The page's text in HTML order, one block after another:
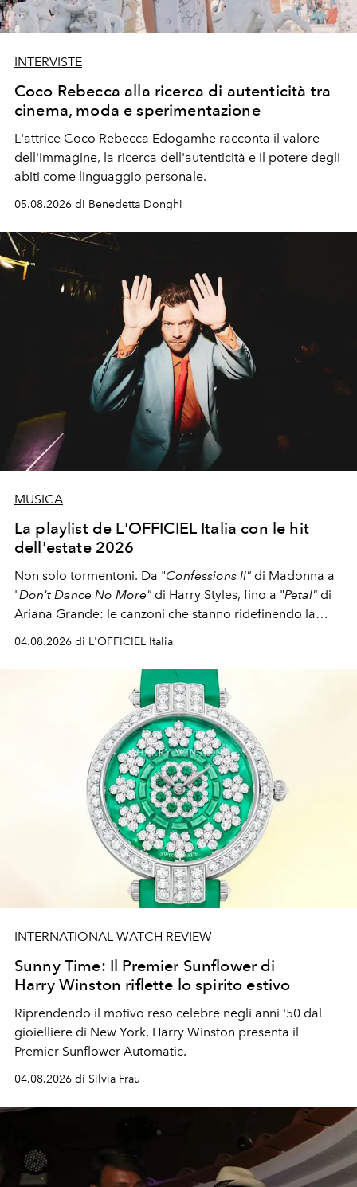
INTERVISTE
Coco Rebecca alla ricerca di autenticità tra
cinema, moda e sperimentazione
L'attrice Coco Rebecca Edogamhe racconta il valore
dell'immagine, la ricerca dell'autenticità e il potere degli
abiti come linguaggio personale.
05.08.2026 di Benedetta Donghi
MUSICA
La playlist de L'OFFICIEL Italia con le hit
dell'estate 2026
Non solo tormentoni. Da "Confessions II" di Madonna a
"Don't Dance No More" di Harry Styles, fino a "Petal" di
Ariana Grande: le canzoni che stanno ridefinendo la
04.08.2026 di L'OFFICIEL Italia
INTERNATIONAL WATCH REVIEW
Sunny Time: Il Premier Sunflower di
Harry Winston riflette lo spirito estivo
Riprendendo il motivo reso celebre negli anni '50 dal
gioielliere di New York, Harry Winston presenta il
Premier Sunflower Automatic.
04.08.2026 di Silvia Frau